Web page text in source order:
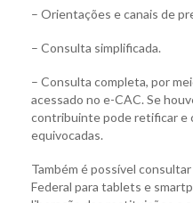
– Orientações e canais de
– Consulta simplificada.
– Consulta completa, por
acessado no e-CAC. Se
contribuinte pode retificar e
equivocadas.
Também é possível
Federal para tablets e